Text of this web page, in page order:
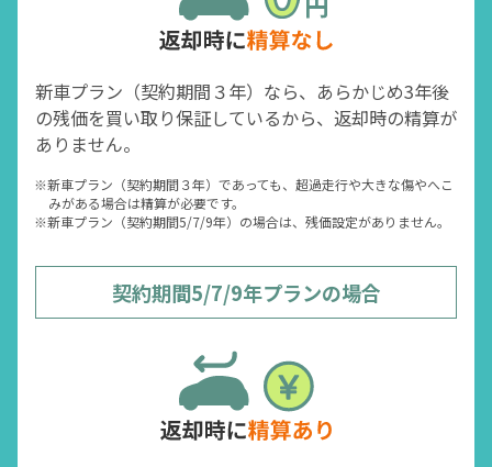
新車プラン（契約期間３年）なら、あらかじめ3年後
の残価を買い取り保証しているから、返却時の精算が
ありません。
※新車プラン（契約期間３年）であっても、超過走行や大きな傷やへこ
みがある場合は精算が必要です。
※新車プラン（契約期間5/7/9年）の場合は、残価設定がありません。
契約期間5/7/9年プランの場合